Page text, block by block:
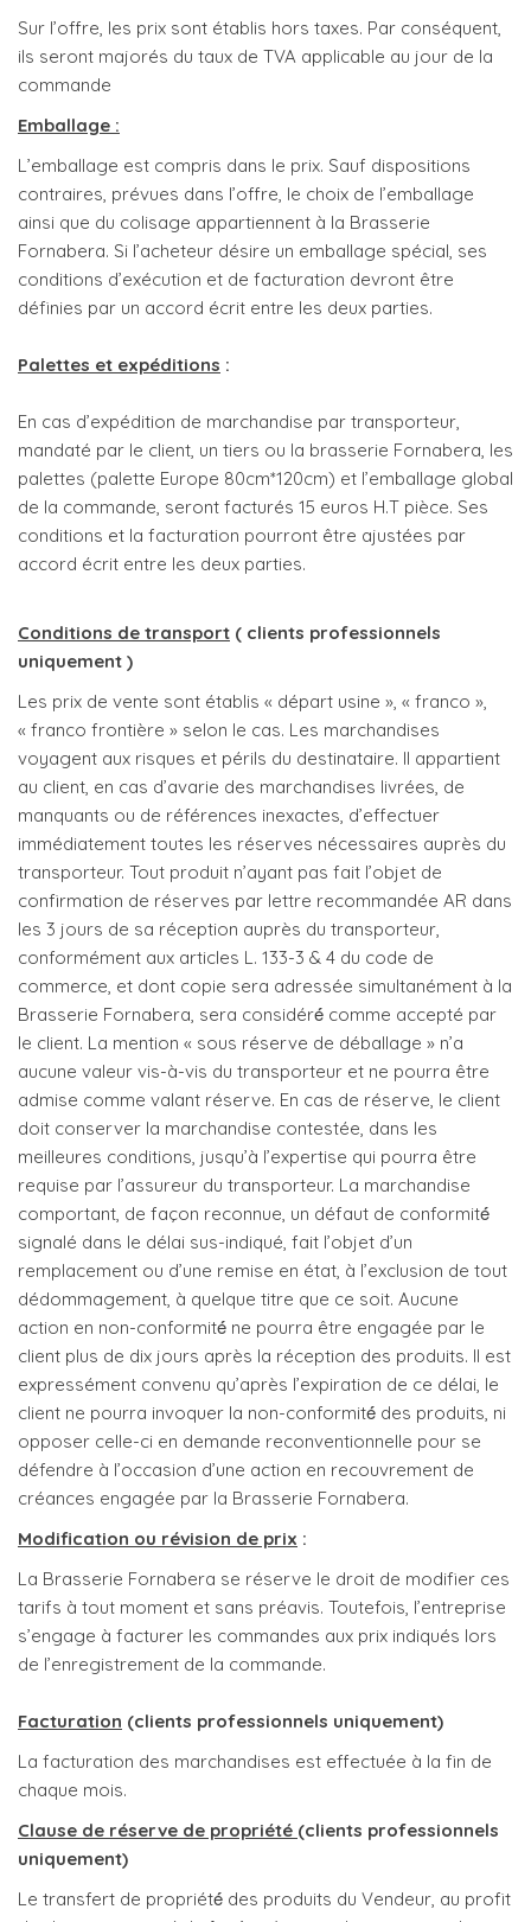
Sur l’offre, les prix sont établis hors taxes. Par conséquent,
ils seront majorés du taux de TVA applicable au jour de la
commande
Emballage :
L’emballage est compris dans le prix. Sauf dispositions
contraires, prévues dans l’offre, le choix de l’emballage
ainsi que du colisage appartiennent à la Brasserie
Fornabera. Si l’acheteur désire un emballage spécial, ses
conditions d’exécution et de facturation devront être
définies par un accord écrit entre les deux parties.
Palettes et expéditions :
En cas d’expédition de marchandise par transporteur,
mandaté par le client, un tiers ou la brasserie Fornabera, les
palettes (palette Europe 80cm*120cm) et l’emballage global
de la commande, seront facturés 15 euros H.T pièce. Ses
conditions et la facturation pourront être ajustées par
accord écrit entre les deux parties.
Conditions de transport ( clients professionnels
uniquement )
Les prix de vente sont établis « départ usine », « franco »,
« franco frontière » selon le cas. Les marchandises
voyagent aux risques et périls du destinataire. Il appartient
au client, en cas d’avarie des marchandises livrées, de
manquants ou de références inexactes, d’effectuer
immédiatement toutes les réserves nécessaires auprès du
transporteur. Tout produit n’ayant pas fait l’objet de
confirmation de réserves par lettre recommandée AR dans
les 3 jours de sa réception auprès du transporteur,
conformément aux articles L. 133-3 & 4 du code de
commerce, et dont copie sera adressée simultanément à la
Brasserie Fornabera, sera considéré́ comme accepté par
le client. La mention « sous réserve de déballage » n’a
aucune valeur vis-à-vis du transporteur et ne pourra être
admise comme valant réserve. En cas de réserve, le client
doit conserver la marchandise contestée, dans les
meilleures conditions, jusqu’à l’expertise qui pourra être
requise par l’assureur du transporteur. La marchandise
comportant, de façon reconnue, un défaut de conformité́
signalé dans le délai sus-indiqué, fait l’objet d’un
remplacement ou d’une remise en état, à l’exclusion de tout
dédommagement, à quelque titre que ce soit. Aucune
action en non-conformité́ ne pourra être engagée par le
client plus de dix jours après la réception des produits. Il est
expressément convenu qu’après l’expiration de ce délai, le
client ne pourra invoquer la non-conformité́ des produits, ni
opposer celle-ci en demande reconventionnelle pour se
défendre à l’occasion d’une action en recouvrement de
créances engagée par la Brasserie Fornabera.
Modification ou révision de prix :
La Brasserie Fornabera se réserve le droit de modifier ces
tarifs à tout moment et sans préavis. Toutefois, l’entreprise
s’engage à facturer les commandes aux prix indiqués lors
de l’enregistrement de la commande.
Facturation (clients professionnels uniquement)
La facturation des marchandises est effectuée à la fin de
chaque mois.
Clause de réserve de propriété (clients professionnels
uniquement)
Le transfert de propriété́ des produits du Vendeur, au profit